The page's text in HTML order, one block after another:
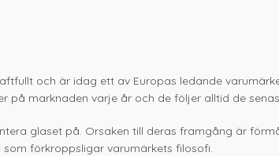
och är idag ett av Europas ledande
på marknaden varje år och de följer alltid de
glaset på. Orsaken till deras framgång är
förkroppsligar varumärkets filosofi.